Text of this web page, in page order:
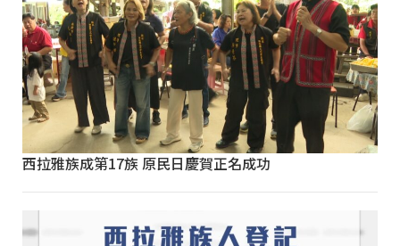
西拉雅族成第17族 原民日慶賀正名成功